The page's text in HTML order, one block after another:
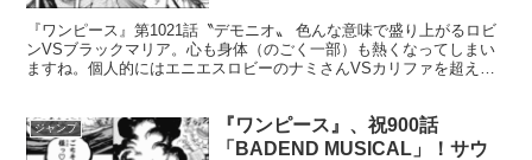
『ワンピース』第1021話〝デモニオ〟 色んな意味で盛り上がるロビ
ンVSブラックマリア。心も身体（のごく一部）も熱くなってしまい
ますね。個人的にはエニエスロビーのナミさんVSカリファを超える
ジャンプ
『ワンピース』、祝900話
「BADEND MUSICAL」！サウ